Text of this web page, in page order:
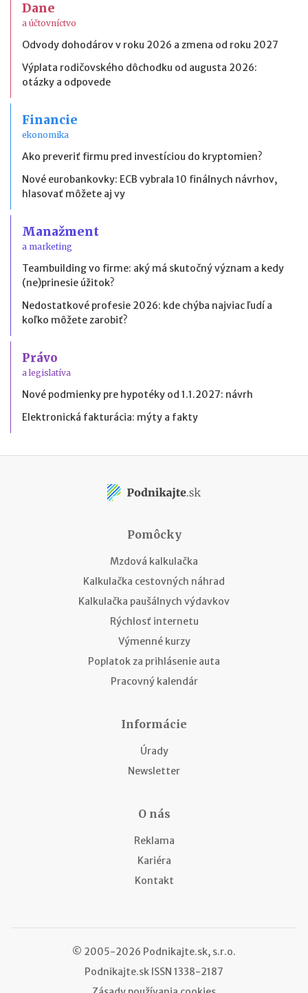
Dane
a účtovníctvo
Odvody dohodárov v roku 2026 a zmena od roku 2027
Výplata rodičovského dôchodku od augusta 2026:
otázky a odpovede
Financie
ekonomika
Ako preveriť firmu pred investíciou do kryptomien?
Nové eurobankovky: ECB vybrala 10 finálnych návrhov,
hlasovať môžete aj vy
Manažment
a marketing
Teambuilding vo firme: aký má skutočný význam a kedy
(ne)prinesie úžitok?
Nedostatkové profesie 2026: kde chýba najviac ľudí a
koľko môžete zarobiť?
Právo
a legislatíva
Nové podmienky pre hypotéky od 1.1.2027: návrh
Elektronická fakturácia: mýty a fakty
Pomôcky
Mzdová kalkulačka
Kalkulačka cestovných náhrad
Kalkulačka paušálnych výdavkov
Rýchlosť internetu
Výmenné kurzy
Poplatok za prihlásenie auta
Pracovný kalendár
Informácie
Úrady
Newsletter
O nás
Reklama
Kariéra
Kontakt
© 2005-2026 Podnikajte.sk, s.r.o.
Podnikajte.sk ISSN 1338-2187